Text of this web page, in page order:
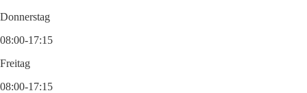
Donnerstag
08:00-17:15
Freitag
08:00-17:15